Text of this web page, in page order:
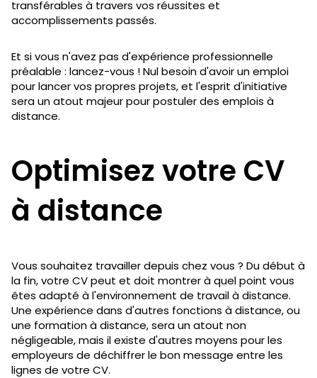
transférables à travers vos réussites et
accomplissements passés.
Et si vous n'avez pas d'expérience professionnelle
préalable : lancez-vous ! Nul besoin d'avoir un emploi
pour lancer vos propres projets, et l'esprit d'initiative
sera un atout majeur pour postuler des emplois à
distance.
Optimisez votre CV
à distance
Vous souhaitez travailler depuis chez vous ? Du début à
la fin, votre CV peut et doit montrer à quel point vous
êtes adapté à l'environnement de travail à distance.
Une expérience dans d'autres fonctions à distance, ou
une formation à distance, sera un atout non
négligeable, mais il existe d'autres moyens pour les
employeurs de déchiffrer le bon message entre les
lignes de votre CV.